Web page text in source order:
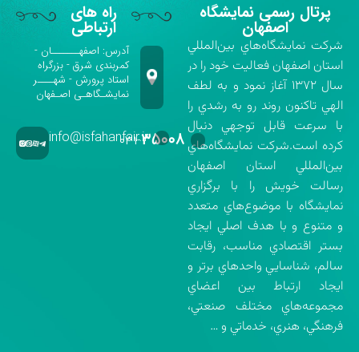
پرتال رسمی نمایشگاه
اصفهان
شركت نمايشگاه‌هاي بين‌المللي
استان اصفهان فعاليت خود را در
سال ۱۳۷۲ آغاز نمود و به لطف
الهي تاكنون روند رو به رشدي را
با سرعت قابل توجهي دنبال
كرده است.شركت نمايشگاه‌هاي
بين‌المللي استان اصفهان
رسالت خويش را با برگزاري
نمايشگاه با موضوع‌هاي متعدد
و متنوع و با هدف اصلي ايجاد
بستر اقتصادي مناسب، رقابت
سالم، شناسايي واحدهاي برتر و
ايجاد ارتباط بين اعضاي
مجموعه‌هاي مختلف صنعتي،
فرهنگي، هنري، خدماتي و …
راه های
ارتباطی
آدرس: اصفهـــــــان -
کمربندی شرق - بزرگراه
استاد پرورش - شهــــر
نمایشـگاهـی اصـفهان
۰۳۱-۳۵۰۰۸info@isfahanfair.ir